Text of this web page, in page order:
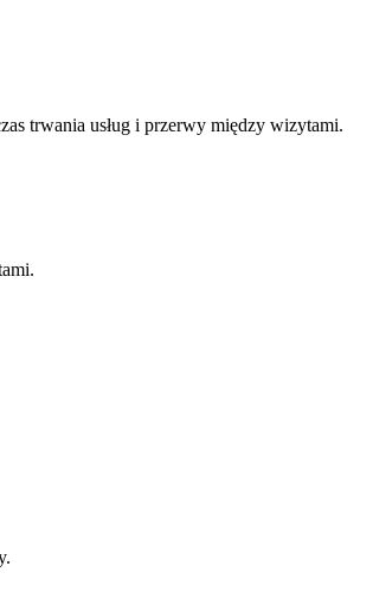
trwania usług i przerwy między wizytami.